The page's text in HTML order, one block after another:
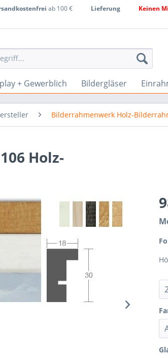
ab 100 € Lieferung
Keinen
+ Gewerblich Bildergläser
Bilderrahmenwerk Holz-
Holz-